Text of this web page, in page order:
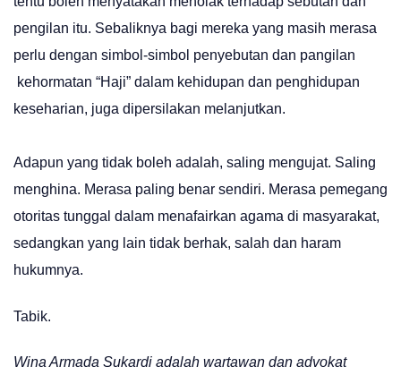
pengilan itu. Sebaliknya bagi mereka yang masih merasa
perlu dengan simbol-simbol penyebutan dan pangilan
kehormatan “Haji” dalam kehidupan dan penghidupan
keseharian, juga dipersilakan melanjutkan.
Adapun yang tidak boleh adalah, saling mengujat. Saling
menghina. Merasa paling benar sendiri. Merasa pemegang
otoritas tunggal dalam menafairkan agama di masyarakat,
sedangkan yang lain tidak berhak, salah dan haram
hukumnya.
Tabik.
Wina Armada Sukardi adalah wartawan dan advokat